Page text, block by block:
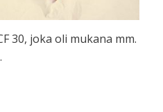
30, joka oli mukana mm.